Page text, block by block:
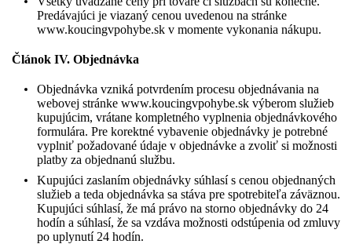
Predávajúci je viazaný cenou uvedenou na stránke
www.koucingvpohybe.sk v momente vykonania nákupu.
Článok IV. Objednávka
Objednávka vzniká potvrdením procesu objednávania na
webovej stránke www.koucingvpohybe.sk výberom služieb
kupujúcim, vrátane kompletného vyplnenia objednávkového
formulára. Pre korektné vybavenie objednávky je potrebné
vyplniť požadované údaje v objednávke a zvoliť si možnosti
platby za objednanú službu.
Kupujúci zaslaním objednávky súhlasí s cenou objednaných
služieb a teda objednávka sa stáva pre spotrebiteľa záväznou.
Kupujúci súhlasí, že má právo na storno objednávky do 24
hodín a súhlasí, že sa vzdáva možnosti odstúpenia od zmluvy
po uplynutí 24 hodín.